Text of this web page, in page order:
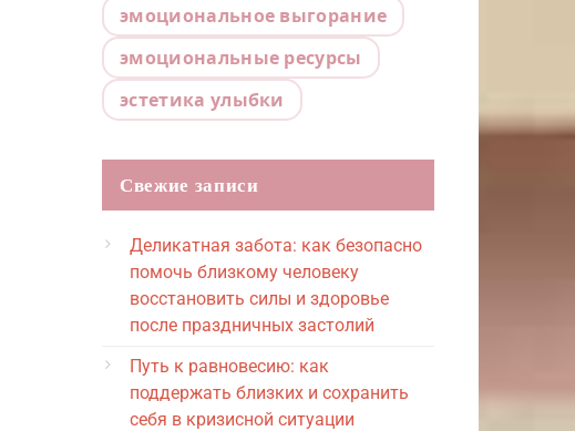
эмоциональное выгорание
эмоциональные ресурсы
эстетика улыбки
Свежие записи
Деликатная забота: как безопасно
помочь близкому человеку
восстановить силы и здоровье
после праздничных застолий
Путь к равновесию: как
поддержать близких и сохранить
себя в кризисной ситуации